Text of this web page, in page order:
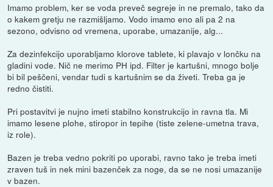
Imamo problem, ker se voda preveč segreje in ne premalo, tako da
o kakem gretju ne razmišljamo. Vodo imamo eno ali pa 2 na
sezono, odvisno od vremena, uporabe, umazanije, alg...
Za dezinfekcijo uporabljamo klorove tablete, ki plavajo v lončku na
gladini vode. Nič ne merimo PH ipd. Filter je kartušni, mnogo bolje
bi bil peščeni, vendar tudi s kartušnim se da živeti. Treba ga je
redno čistiti.
Pri postavitvi je nujno imeti stabilno konstrukcijo in ravna tla. Mi
imamo lesene plohe, stiropor in tepihe (tiste zelene-umetna trava,
iz role).
Bazen je treba vedno pokriti po uporabi, ravno tako je treba imeti
zraven tuš in nek mini bazenček za noge, da se ne nosi umazanije
v bazen.